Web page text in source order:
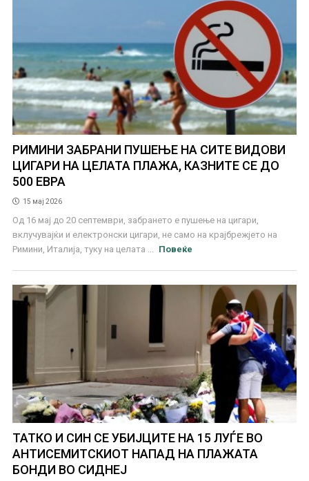
РИМИНИ ЗАБРАНИ ПУШЕЊЕ НА СИТЕ ВИДОВИ
ЦИГАРИ НА ЦЕЛАТА ПЛАЖА, КАЗНИТЕ СЕ ДО
500 ЕВРА
15 мај 2026
Од 16 мај до 20 септември, забрането е пушење на цигари,
вклучувајќи и електронски цигари, не само на крајбрежјето на
Римини, Италија, туку на целата ...
Повеќе
ТАТКО И СИН СЕ УБИЈЦИТЕ НА 15 ЛУЃЕ ВО
АНТИСЕМИТСКИОТ НАПАД НА ПЛАЖАТА
БОНДИ ВО СИДНЕЈ